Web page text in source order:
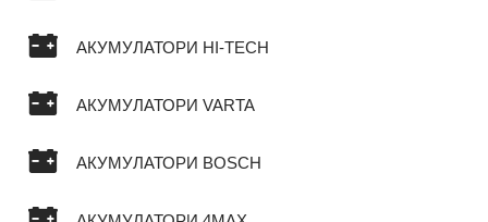
АКУМУЛАТОРИ HI-TECH
АКУМУЛАТОРИ VARTA
АКУМУЛАТОРИ BOSCH